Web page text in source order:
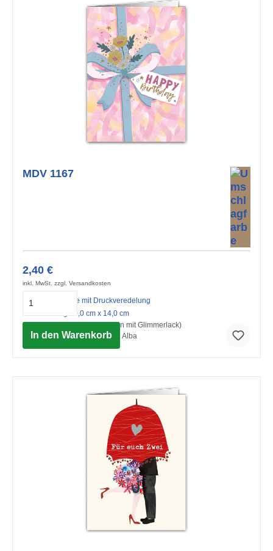
MDV 1167
2,40 €
inkl. MwSt. zzgl. Versandkosten
Midi-Doppelkarte mit Druckveredelung
mit Umschlag 10,0 cm x 14,0 cm
Happy Birthday (Strukturkarton mit Glimmerlack)
© Advocate Art / Amanda Ruiz Alba
In den Warenkorb